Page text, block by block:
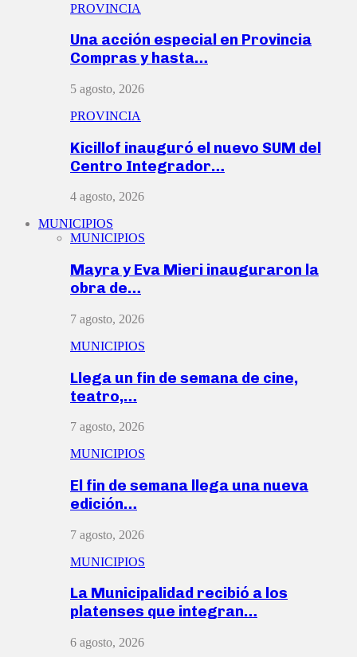
PROVINCIA
Una acción especial en Provincia
Compras y hasta…
5 agosto, 2026
PROVINCIA
Kicillof inauguró el nuevo SUM del
Centro Integrador…
4 agosto, 2026
MUNICIPIOS
MUNICIPIOS
Mayra y Eva Mieri inauguraron la
obra de…
7 agosto, 2026
MUNICIPIOS
Llega un fin de semana de cine,
teatro,…
7 agosto, 2026
MUNICIPIOS
El fin de semana llega una nueva
edición…
7 agosto, 2026
MUNICIPIOS
La Municipalidad recibió a los
platenses que integran…
6 agosto, 2026